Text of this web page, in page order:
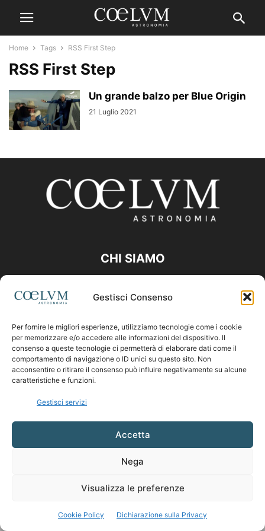
Gestisci Consenso
Per fornire le migliori esperienze, utilizziamo tecnologie come i cookie
per memorizzare e/o accedere alle informazioni del dispositivo. Il
consenso a queste tecnologie ci permetterà di elaborare dati come il
comportamento di navigazione o ID unici su questo sito. Non
acconsentire o ritirare il consenso può influire negativamente su alcune
caratteristiche e funzioni.
Gestisci servizi
Accetta
Nega
Visualizza le preferenze
Cookie Policy Dichiarazione sulla Privacy
Home Tags RSS First Step
RSS First Step
Un grande balzo per Blue Origin
21 Luglio 2021
CHI SIAMO
Contattaci:coelumastro@coelum.com
SEGUICI